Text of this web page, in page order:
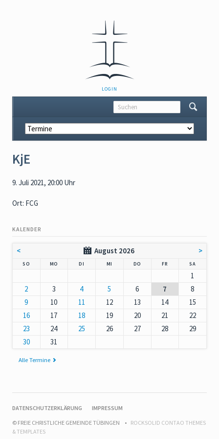
NAVIGATION
ÜBERSPRINGEN
LOGIN
Navigation
überspringen
KjE
9. Juli 2021, 20:00 Uhr
Ort: FCG
KALENDER
< August 2026 >
SO MO DI MI DO NNERSTAG
FR SAMSTAG
1
2
3 4 5 6 7
8
9
10 11 12 13 14
15
16
17 18 19 20 21
22
23
24 25 26 27 28
29
30
31
Alle Termine
NAVIGATION
DATENSCHUTZERKLÄRUNG
IMPRESSUM
© FREIE CHRISTLICHE GEMEINDE TÜBINGEN
ROCKSOLID CONTAO THEMES
& TEMPLATES